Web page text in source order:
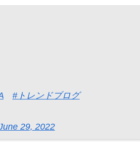
#トレンドブログ
29, 2022